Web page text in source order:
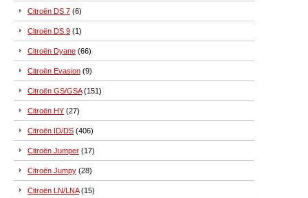
Citroën DS 7 (6)
Citroën DS 9 (1)
Citroën Dyane (66)
Citroën Evasion (9)
Citroën GS/GSA(151)
Citroën HY (27)
Citroën ID/DS (406)
Citroën Jumper (17)
Citroën Jumpy (28)
Citroën LN/LNA(15)